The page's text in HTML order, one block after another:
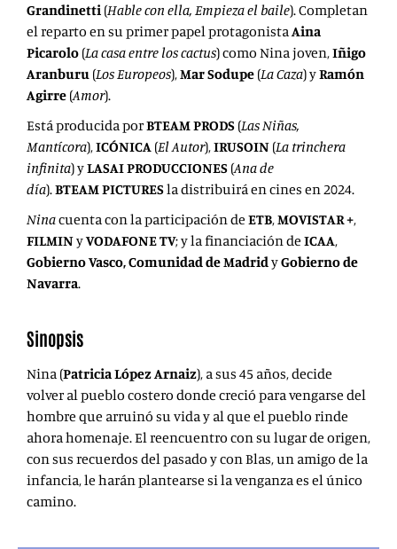
Grandinetti (Hable con ella, Empieza el baile). Completan
el reparto en su primer papel protagonistaAina
Picarolo (La casa entre los cactus) como Nina joven,Iñigo
Aranburu (Los Europeos),Mar Sodupe (La Caza) yRamón
Agirre (Amor).
Está producida porBTEAM PRODS (Las Niñas,
Mantícora),ICÓNICA (El Autor),IRUSOIN (La trinchera
infinita) yLASAI PRODUCCIONES (Ana de
día).BTEAM PICTURESla distribuirá encines en 2024.
Ninacuenta con la participación de ETB,MOVISTAR +,
FILMINyVODAFONE TV;y la financiación de ICAA,
Gobierno Vasco, Comunidad de MadridyGobierno de
Navarra.
Sinopsis
Nina (Patricia López Arnaiz), a sus 45 años, decide
volver al pueblo costero donde creció para vengarse del
hombre que arruinó su vida y al que el pueblo rinde
ahora homenaje. El reencuentro con su lugar de origen,
con sus recuerdos del pasado y con Blas, un amigo de la
infancia, le harán plantearse si la venganza es el único
camino.